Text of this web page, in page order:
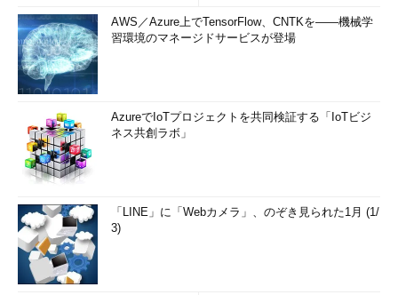
AWS／Azure上でTensorFlow、CNTKを――機械学
習環境のマネージドサービスが登場
AzureでIoTプロジェクトを共同検証する「IoTビジ
ネス共創ラボ」
「LINE」に「Webカメラ」、のぞき見られた1月 (1/
3)